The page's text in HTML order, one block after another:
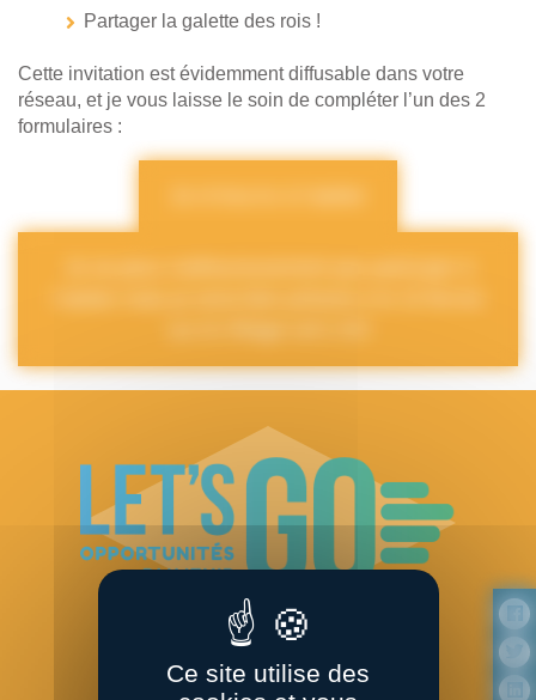
Partager la galette des rois !
Cette invitation est évidemment diffusable dans votre
réseau, et je vous laisse le soin de compléter l’un des 2
formulaires :
LET’S GO
Ce site utilise des